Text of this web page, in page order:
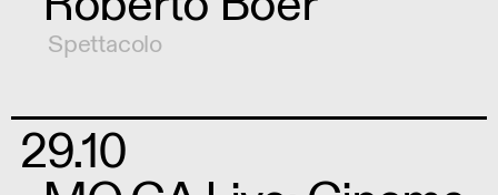
Spettacolo
29.10